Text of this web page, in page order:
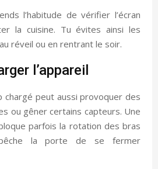
l’habitude de vérifier l’écran
la cuisine. Tu évites ainsi les
réveil ou en rentrant le soir.
l’appareil
chargé peut aussi provoquer des
ou gêner certains capteurs. Une
parfois la rotation des bras
la porte de se fermer